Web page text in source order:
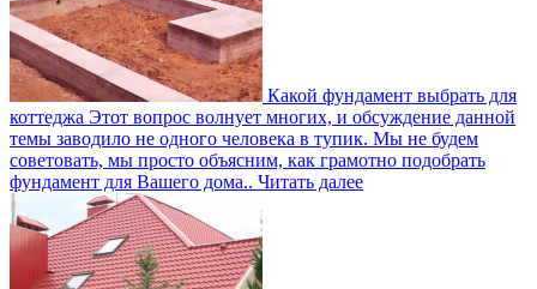
Какой фундамент выбрать для
коттеджа Этот вопрос волнует многих, и обсуждение данной
темы заводило не одного человека в тупик. Мы не будем
советовать, мы просто объясним, как грамотно подобрать
фундамент для Вашего дома.. Читать далее